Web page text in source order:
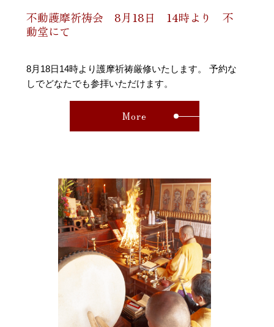
不動護摩祈祷会 8月18日 14時より 不
動堂にて
8月18日14時より護摩祈祷厳修いたします。 予約な
しでどなたでも参拝いただけます。
More